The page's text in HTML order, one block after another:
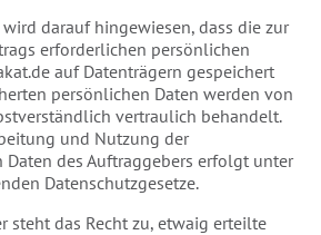
wird darauf hingewiesen, dass die zur
erforderlichen persönlichen
auf Datenträgern gespeichert
persönlichen Daten werden von
vertraulich behandelt.
und Nutzung der
Daten des Auftraggebers erfolgt unter
Datenschutzgesetze.
steht das Recht zu, etwaig erteilte